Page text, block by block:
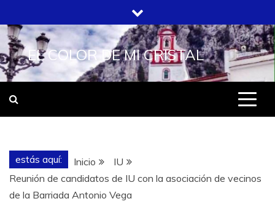
al
contenido
EL COLOR DE MI CRISTAL
estás aquí: Inicio
IU
Reunión de candidatos de IU con la asociación de vecinos
de la Barriada Antonio Vega